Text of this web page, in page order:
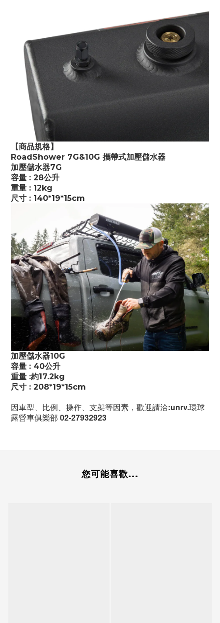
【商品規格】
RoadShower 7G&10G 攜帶式加壓儲水器
加壓儲水器7G
容量 : 28公升
重量 : 12kg
尺寸 : 140*19*15cm
加壓儲水器10G
容量 : 40公升
重量 :約17.2kg
尺寸 : 208*19*15cm
因車型、比例、操作、支架等因素，歡迎請洽:unrv.環球
露營車俱樂部 02-27932923
您可能喜歡...